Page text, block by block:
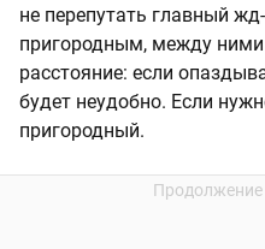
не перепутать главный
пригородным, между
расстояние: если
будет неудобно. Если
пригородный.